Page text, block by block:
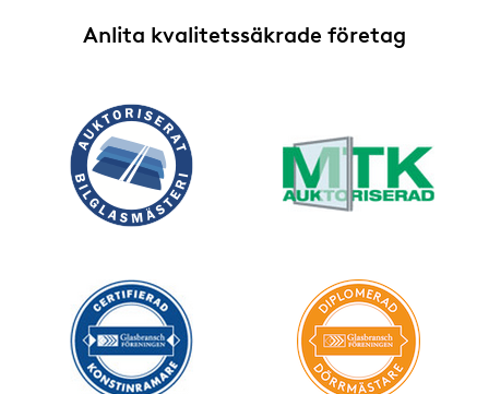
Anlita kvalitetssäkrade företag